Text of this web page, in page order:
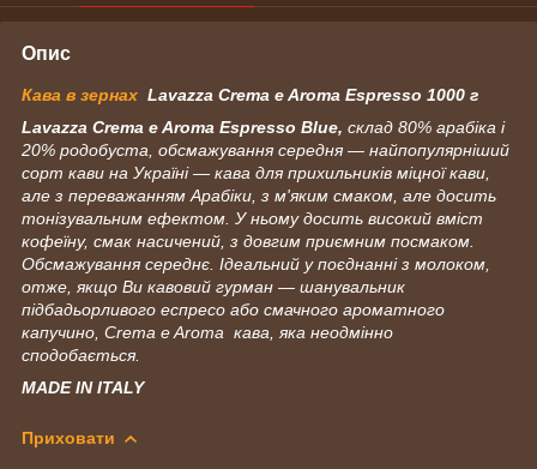
Опис
Кава в зернах Lavazza Crema e Aroma Espresso 1000 г
Lavazza Crema e Aroma Espresso Blue, склад 80% арабіка і
20% родобуста, обсмажування середня — найпопулярніший
сорт кави на Україні — кава для прихильників міцної кави,
але з переважанням Арабіки, з м'яким смаком, але досить
тонізувальним ефектом. У ньому досить високий вміст
кофеїну, смак насичений, з довгим приємним посмаком.
Обсмажування середнє. Ідеальний у поєднанні з молоком,
отже, якщо Ви кавовий гурман — шанувальник
підбадьорливого еспресо або смачного ароматного
капучино, Crema e Aroma кава, яка неодмінно
сподобається.
MADE IN ITALY
Приховати